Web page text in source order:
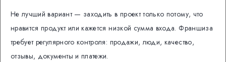
Не лучший вариант — заходить в проект только потому, что
нравится продукт или кажется низкой сумма входа. Франшиза
требует регулярного контроля: продажи, люди, качество,
отзывы, документы и платежи.